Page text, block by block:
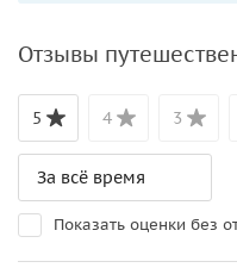
Отзывы
5 4 3
Показать оценки без